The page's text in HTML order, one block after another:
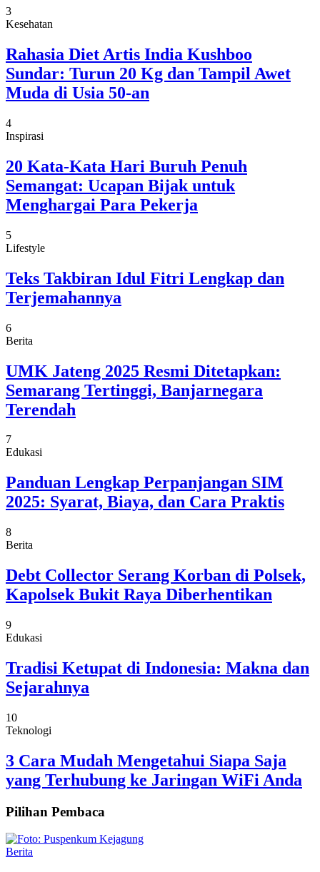
3
Kesehatan
Rahasia Diet Artis India Kushboo
Sundar: Turun 20 Kg dan Tampil Awet
Muda di Usia 50-an
4
Inspirasi
20 Kata-Kata Hari Buruh Penuh
Semangat: Ucapan Bijak untuk
Menghargai Para Pekerja
5
Lifestyle
Teks Takbiran Idul Fitri Lengkap dan
Terjemahannya
6
Berita
UMK Jateng 2025 Resmi Ditetapkan:
Semarang Tertinggi, Banjarnegara
Terendah
7
Edukasi
Panduan Lengkap Perpanjangan SIM
2025: Syarat, Biaya, dan Cara Praktis
8
Berita
Debt Collector Serang Korban di Polsek,
Kapolsek Bukit Raya Diberhentikan
9
Edukasi
Tradisi Ketupat di Indonesia: Makna dan
Sejarahnya
10
Teknologi
3 Cara Mudah Mengetahui Siapa Saja
yang Terhubung ke Jaringan WiFi Anda
Pilihan Pembaca
Berita